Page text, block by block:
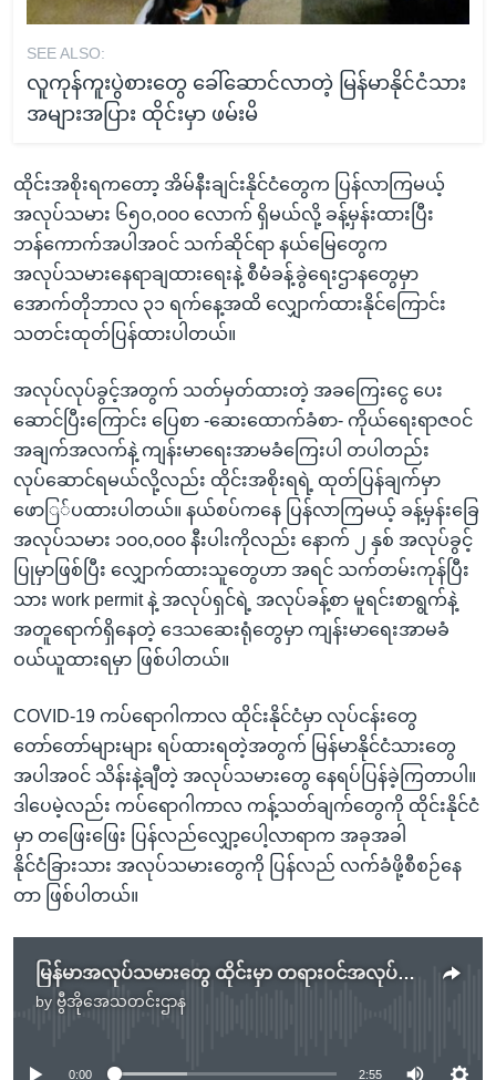
SEE ALSO:
လူကုန်ကူးပွဲစားတွေ ခေါ်ဆောင်လာတဲ့ မြန်မာနိုင်ငံသား
အများအပြား ထိုင်းမှာ ဖမ်းမိ
ထိုင်းအစိုးရကတော့ အိမ်နီးချင်းနိုင်ငံတွေက ပြန်လာကြမယ့်
အလုပ်သမား ၆၅၀,၀၀၀ လောက် ရှိမယ်လို့ ခန့်မှန်းထားပြီး
ဘန်ကောက်အပါအဝင် သက်ဆိုင်ရာ နယ်မြေတွေက
အလုပ်သမားနေရာချထားရေးနဲ့ စီမံခန့်ခွဲရေးဌာနတွေမှာ
အောက်တိုဘာလ ၃၁ ရက်နေ့အထိ လျှောက်ထားနိုင်ကြောင်း
သတင်းထုတ်ပြန်ထားပါတယ်။
အလုပ်လုပ်ခွင့်အတွက် သတ်မှတ်ထားတဲ့ အခကြေးငွေ ပေး
ဆောင်ပြီးကြောင်း ပြေစာ -ဆေးထောက်ခံစာ- ကိုယ်ရေးရာဇဝင်
အချက်အလက်နဲ့ ကျန်းမာရေးအာမခံကြေးပါ တပါတည်း
လုပ်ဆောင်ရမယ်လို့လည်း ထိုင်းအစိုးရရဲ့ ထုတ်ပြန်ချက်မှာ
ဖောြ်ပထားပါတယ်။ နယ်စပ်ကနေ ပြန်လာကြမယ့် ခန့်မှန်းခြေ
အလုပ်သမား ၁၀၀,၀၀၀ နီးပါးကိုလည်း နောက် ၂ နှစ် အလုပ်ခွင့်
ပြုမှာဖြစ်ပြီး လျှောက်ထားသူတွေဟာ အရင် သက်တမ်းကုန်ပြီး
သား work permit နဲ့ အလုပ်ရှင်ရဲ့ အလုပ်ခန့်စာ မူရင်းစာရွက်နဲ့
အတူရောက်ရှိနေတဲ့ ဒေသဆေးရုံတွေမှာ ကျန်းမာရေးအာမခံ
ဝယ်ယူထားရမှာ ဖြစ်ပါတယ်။
COVID-19 ကပ်ရောဂါကာလ ထိုင်းနိုင်ငံမှာ လုပ်ငန်းတွေ
တော်တော်များများ ရပ်ထားရတဲ့အတွက် မြန်မာနိုင်ငံသားတွေ
အပါအဝင် သိန်းနဲ့ချီတဲ့ အလုပ်သမားတွေ နေရပ်ပြန်ခဲ့ကြတာပါ။
ဒါပေမဲ့လည်း ကပ်ရောဂါကာလ ကန့်သတ်ချက်တွေကို ထိုင်းနိုင်ငံ
မှာ တဖြေးဖြေး ပြန်လည်လျှော့ပေါ့လာရာက အခုအခါ
နိုင်ငံခြားသား အလုပ်သမားတွေကို ပြန်လည် လက်ခံဖို့စီစဉ်နေ
တာ ဖြစ်ပါတယ်။
မြန်မာအလုပ်သမားတွေ ထိုင်းမှာ တရားဝင်အလုပ်လုပ်ဖို့ ပြန်သွားနိုင်တော့မယ်
by ဗွီအိုအေသတင်းဌာန
No media source currently available
0:00 2:55